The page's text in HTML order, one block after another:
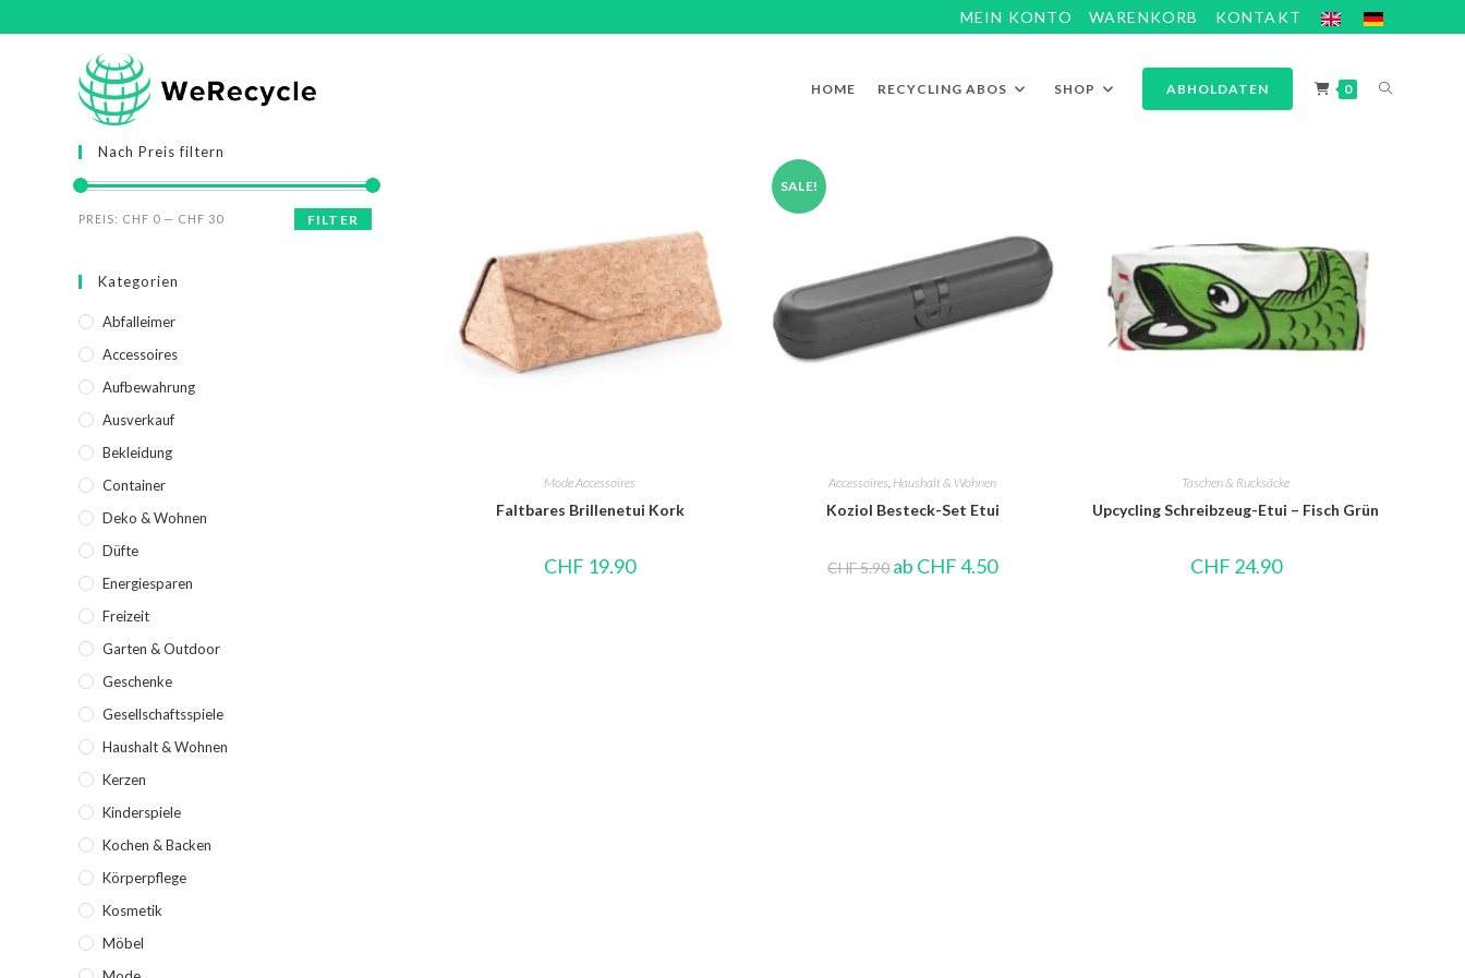
MEIN KONTO WARENKORB KONTAKT
HOME RECYCLING ABOS SHOP ABHOLDATEN 0
Mode Accessoires
Faltbares Brillenetui Kork
CHF 19.90
SALE!
Accessoires Haushalt & Wohnen
Koziol Besteck-Set Etui
CHF5.90 ab CHF4.50
Taschen & Rucksäcke
Upcycling Schreibzeug-Etui – Fisch Grün
CHF 24.90
Nach Preis filtern
FILTER
PREIS: CHF 0 — CHF 30
Kategorien
Abfalleimer
Accessoires
Aufbewahrung
Ausverkauf
Bekleidung
Container
Deko & Wohnen
Düfte
Energiesparen
Freizeit
Garten & Outdoor
Geschenke
Gesellschaftsspiele
Haushalt & Wohnen
Kerzen
Kinderspiele
Kochen & Backen
Körperpflege
Kosmetik
Möbel